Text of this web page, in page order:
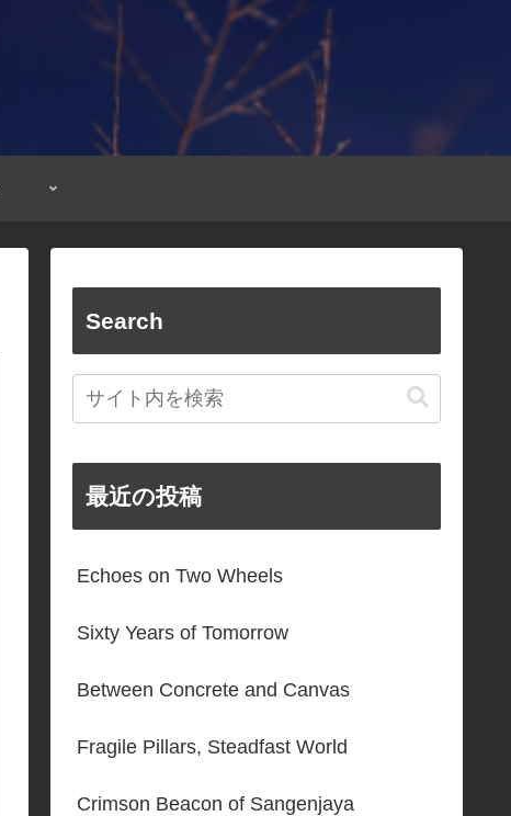
Search
最近の投稿
Echoes on Two Wheels
Sixty Years of Tomorrow
Between Concrete and Canvas
Fragile Pillars, Steadfast World
Crimson Beacon of Sangenjaya